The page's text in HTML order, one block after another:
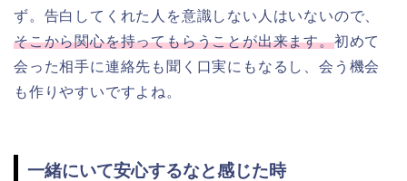
ず。 告白してくれた人を意識しない人はいないので、
そこから関心を持ってもらうことが出来ます。初めて
会った相手に連絡先も聞く口実に も なるし、会う機会
も作りやすいですよね。
一緒にいて安心するなと感じた時